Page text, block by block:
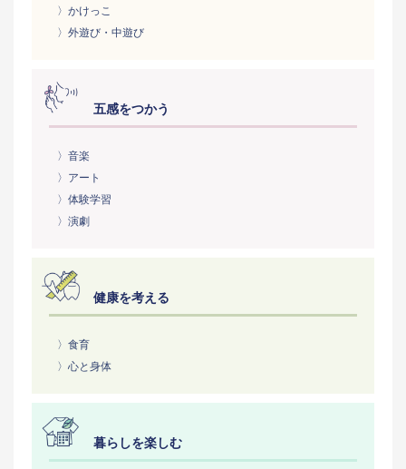
〉かけっこ
〉外遊び・中遊び
五感をつかう
〉音楽
〉アート
〉体験学習
〉演劇
健康を考える
〉食育
〉心と身体
暮らしを楽しむ